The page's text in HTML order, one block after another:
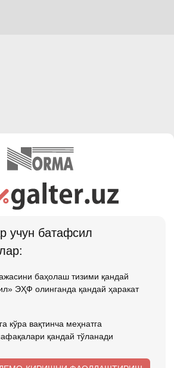
учун батафсил
баҳолаш тизими қандай
ЭҲФ олинганда қандай ҳаракат
кўра вақтинча меҳнатга
қандай тўланади